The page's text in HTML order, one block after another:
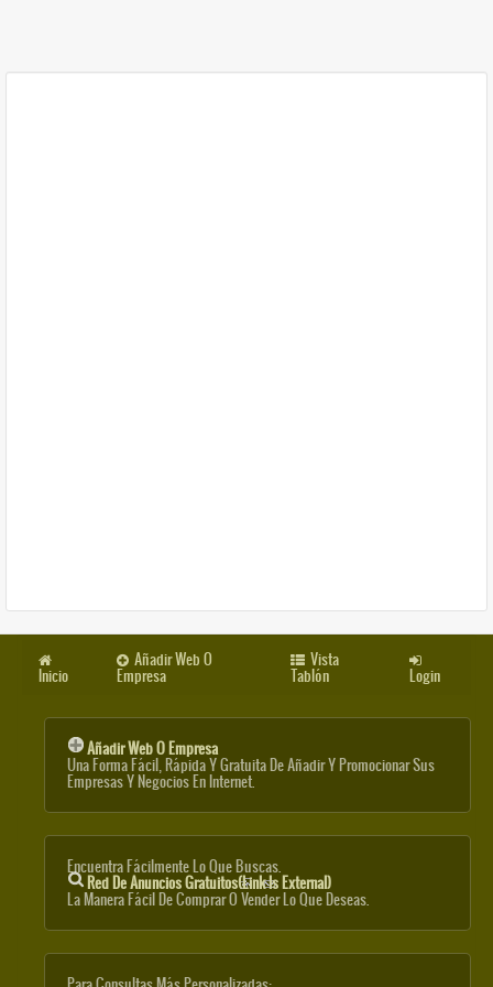
Inicio
Añadir Web O
Empresa
Vista
Tablón Login
Añadir Web O Empresa
Una Forma Fácil, Rápida Y Gratuita De Añadir Y Promocionar Sus
Empresas Y Negocios En Internet.
Encuentra Fácilmente Lo Que Buscas.
Red De Anuncios Gratuitos(link Is External)
La Manera Fácil De Comprar O Vender Lo Que Deseas.